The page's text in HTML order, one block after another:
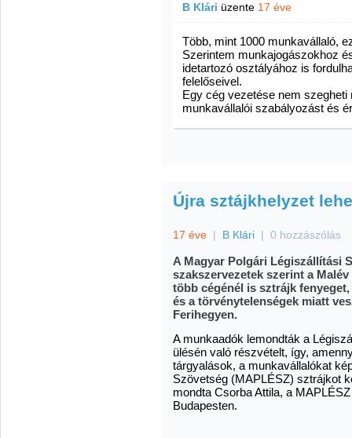
B Klári üzente 17 éve
Több, mint 1000 munkavállaló,
Szerintem munkajogászokhoz
idetartozó osztályához is
felelőseivel.
Egy cég vezetése nem
munkavállalói szabályozást és
Újra sztájkhelyzet
17 éve | B Klári | 0 hozzászólás
A Magyar Polgári Légiszállítási
szakszervezetek szerint a
több cégénél is sztrájk
és a törvénytelenségek miatt
Ferihegyen.
A munkaadók lemondták a
ülésén való részvételt, így,
tárgyalások, a munkavállalókat
Szövetség (MAPLÉSZ) sztrájkot
mondta Csorba Attila, a
Budapesten.